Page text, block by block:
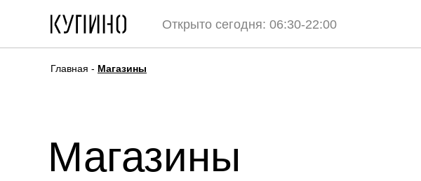
Открыто сегодня: 06:30-22:00
Главная - Магазины
Магазины